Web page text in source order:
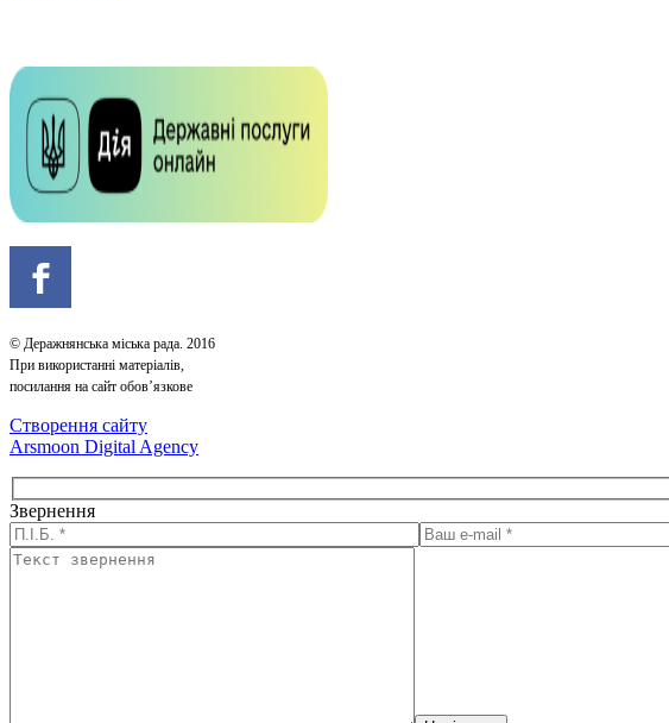
© Деражнянська міська рада. 2016
При використанні матеріалів,
посилання на сайт обов’язкове
Створення сайту
Arsmoon Digital Agency
Звернення